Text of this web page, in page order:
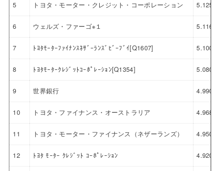
5 トヨタ・モーター・クレジット・コーポレーション 5.125
6 ウェルズ・ファーゴ※１ 5.116
7 ﾄﾖﾀﾓｰﾀｰﾌｧｲﾅﾝｽﾈｻﾞｰﾗﾝｽﾞﾋﾞｰﾌﾞｲ[Q1607] 5.100
8 ﾄﾖﾀﾓｰﾀｰｸﾚｼﾞｯﾄｺｰﾎﾟﾚｰｼｮﾝ[Q1354] 5.080
9 世界銀行 4.990
10 トヨタ・ファイナンス・オーストラリア 4.968
11 トヨタ・モーター・ファイナンス（ネザーランズ） 4.950
12 ﾄﾖﾀ ﾓｰﾀｰ ｸﾚｼﾞｯﾄ ｺｰﾎﾟﾚｰｼｮﾝ 4.920